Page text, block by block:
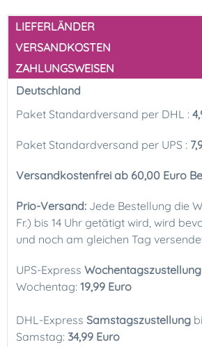
LIEFERLÄNDER
VERSANDKOSTEN
ZAHLUNGSWEISEN
Deutschland
Paket Standardversand per DHL : 4
Paket Standardversand per UPS :
Versandkostenfrei ab 60,00 Euro
Prio-Versand: Jede Bestellung die
Fr.) bis 14 Uhr getätigt wird, wird
und noch am gleichen Tag
UPS-Express Wochentagszustellung
Wochentag: 19,99 Euro
DHL-Express Samstagszustellung
Samstag: 34,99 Euro